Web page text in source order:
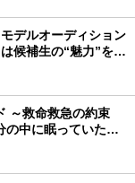
デルオーディション
候補生の“魅力”を重
～救命救急の約束
の中に眠っていた熱